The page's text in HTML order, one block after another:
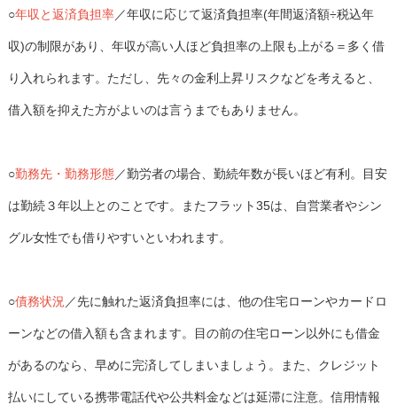
○年収と返済負担率／年収に応じて返済負担率(年間返済額÷税込年
収)の制限があり、年収が高い人ほど負担率の上限も上がる＝多く借
り入れられます。ただし、先々の金利上昇リスクなどを考えると、
借入額を抑えた方がよいのは言うまでもありません。
○勤務先・勤務形態／勤労者の場合、勤続年数が長いほど有利。目安
は勤続３年以上とのことです。またフラット35は、自営業者やシン
グル女性でも借りやすいといわれます。
○債務状況 ／先に触れた返済負担率には、他の住宅ローンやカードロ
ーンなどの借入額も含まれます。目の前の住宅ローン以外にも借金
があるのなら、早めに完済してしまいましょう。また、クレジット
払いにしている携帯電話代や公共料金などは延滞に注意。信用情報